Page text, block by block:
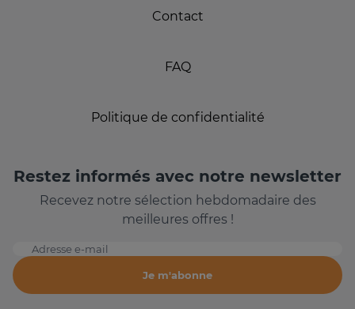
Contact
FAQ
Politique de confidentialité
Restez informés avec notre newsletter
Recevez notre sélection hebdomadaire des
meilleures offres !
Adresse e-mail
Je m'abonne